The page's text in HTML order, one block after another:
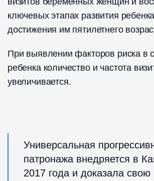
ключевых этапах развития
достижения им пятилетнего
При выявлении факторов риска в
ребенка количество и частота
увеличивается.
Универсальная
патронажа внедряется в
2017 года и доказала свою